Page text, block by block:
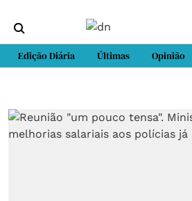
Edição Diária Últimas Opinião